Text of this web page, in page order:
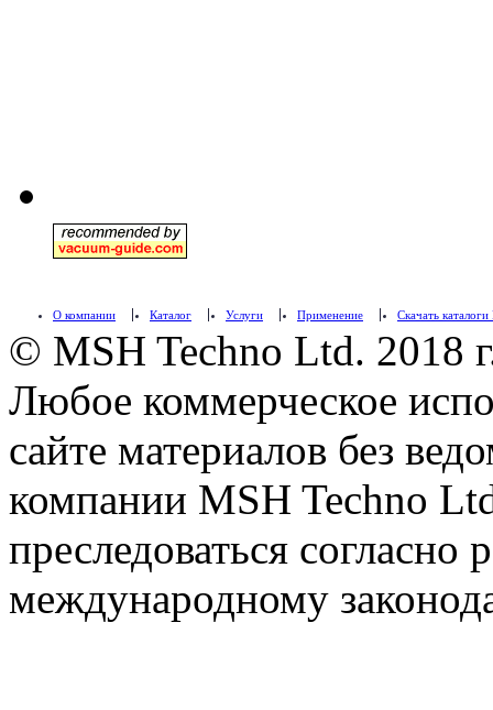
О компании Каталог Услуги Применение Скачать каталоги
© MSH Techno Ltd. 2018
Любое коммерческое
сайте материалов без
компании MSH Techno
преследоваться согласно
международному